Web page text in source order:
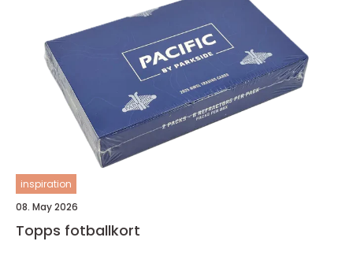
inspiration
08. May 2026
Topps fotballkort